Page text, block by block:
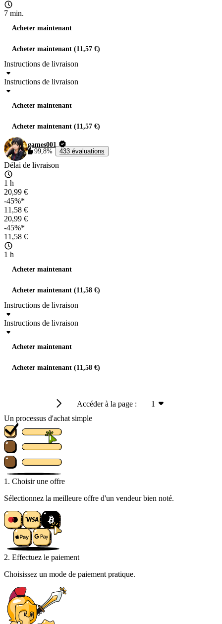
7 min.
Acheter maintenant
Acheter maintenant (11,57 €)
Instructions de livraison
Instructions de livraison
Acheter maintenant
Acheter maintenant (11,57 €)
games001
99,8%
433 évaluations
Délai de livraison
1 h
20,99 €
-45%*
11,58 €
20,99 €
-45%*
11,58 €
1 h
Acheter maintenant
Acheter maintenant (11,58 €)
Instructions de livraison
Instructions de livraison
Acheter maintenant
Acheter maintenant (11,58 €)
Accéder à la page :
1
Un processus d'achat simple
1. Choisir une offre
Sélectionnez la meilleure offre d'un vendeur bien noté.
2. Effectuez le paiement
Choisissez un mode de paiement pratique.